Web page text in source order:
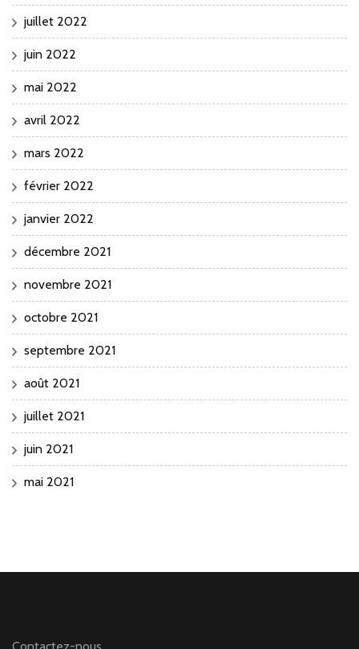
juillet 2022
juin 2022
mai 2022
avril 2022
mars 2022
février 2022
janvier 2022
décembre 2021
novembre 2021
octobre 2021
septembre 2021
août 2021
juillet 2021
juin 2021
mai 2021